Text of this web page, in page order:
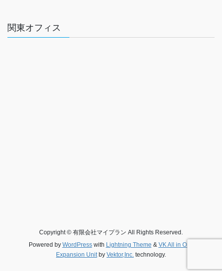
関東オフィス
Copyright © 有限会社マイプラン All Rights Reserved.
Powered by WordPresswith Lightning Theme & VK All in One
Expansion Unitby Vektor,Inc. technology.